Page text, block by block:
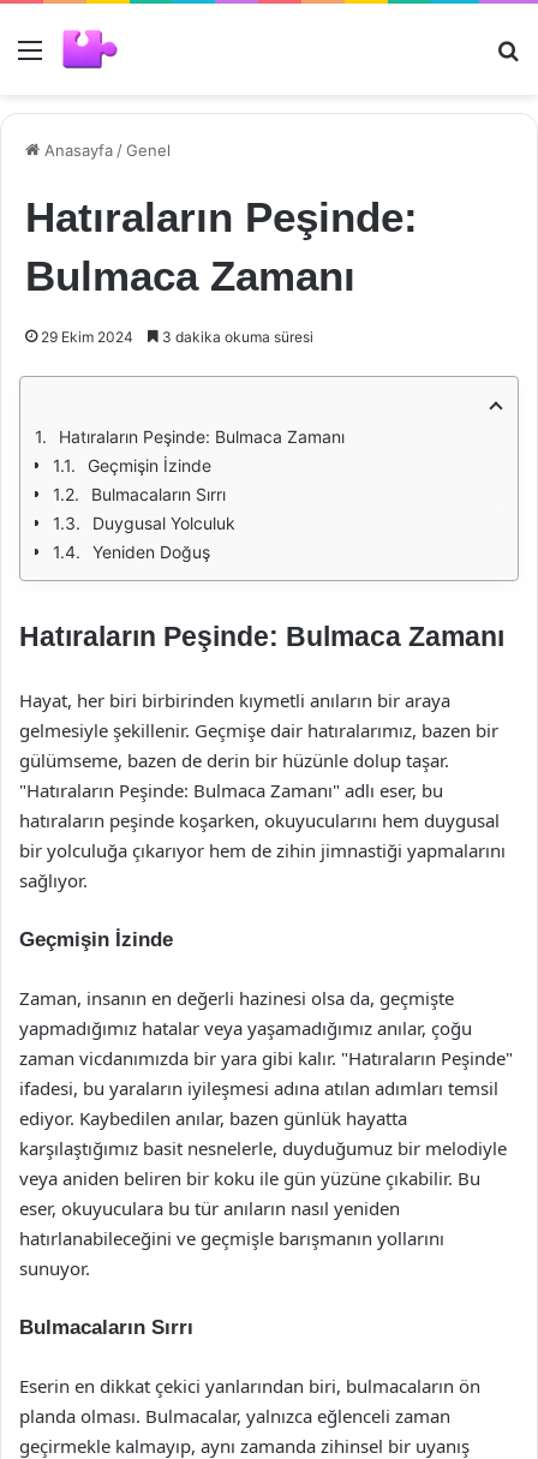
Menü
Anasayfa /Genel
Hatıraların Peşinde:
Bulmaca Zamanı
29 Ekim 2024 3 dakika okuma süresi
Hatıraların Peşinde: Bulmaca Zamanı
Geçmişin İzinde
Bulmacaların Sırrı
Duygusal Yolculuk
Yeniden Doğuş
Hatıraların Peşinde: Bulmaca Zamanı
Hayat, her biri birbirinden kıymetli anıların bir araya
gelmesiyle şekillenir. Geçmişe dair hatıralarımız, bazen bir
gülümseme, bazen de derin bir hüzünle dolup taşar.
"Hatıraların Peşinde: Bulmaca Zamanı" adlı eser, bu
hatıraların peşinde koşarken, okuyucularını hem duygusal
bir yolculuğa çıkarıyor hem de zihin jimnastiği yapmalarını
sağlıyor.
Geçmişin İzinde
Zaman, insanın en değerli hazinesi olsa da, geçmişte
yapmadığımız hatalar veya yaşamadığımız anılar, çoğu
zaman vicdanımızda bir yara gibi kalır. "Hatıraların Peşinde"
ifadesi, bu yaraların iyileşmesi adına atılan adımları temsil
ediyor. Kaybedilen anılar, bazen günlük hayatta
karşılaştığımız basit nesnelerle, duyduğumuz bir melodiyle
veya aniden beliren bir koku ile gün yüzüne çıkabilir. Bu
eser, okuyuculara bu tür anıların nasıl yeniden
hatırlanabileceğini ve geçmişle barışmanın yollarını
sunuyor.
Bulmacaların Sırrı
Eserin en dikkat çekici yanlarından biri, bulmacaların ön
planda olması. Bulmacalar, yalnızca eğlenceli zaman
geçirmekle kalmayıp, aynı zamanda zihinsel bir uyanış